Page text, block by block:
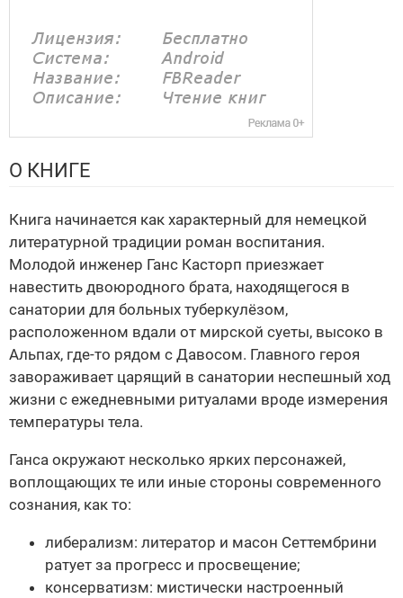
О КНИГЕ
Книга начинается как характерный для немецкой
литературной традиции роман воспитания.
Молодой инженер Ганс Касторп приезжает
навестить двоюродного брата, находящегося в
санатории для больных туберкулёзом,
расположенном вдали от мирской суеты, высоко в
Альпах, где-то рядом с Давосом. Главного героя
завораживает царящий в санатории неспешный ход
жизни с ежедневными ритуалами вроде измерения
температуры тела.
Ганса окружают несколько ярких персонажей,
воплощающих те или иные стороны современного
сознания, как то:
либерализм: литератор и масон Сеттембрини
ратует за прогресс и просвещение;
консерватизм: мистически настроенный